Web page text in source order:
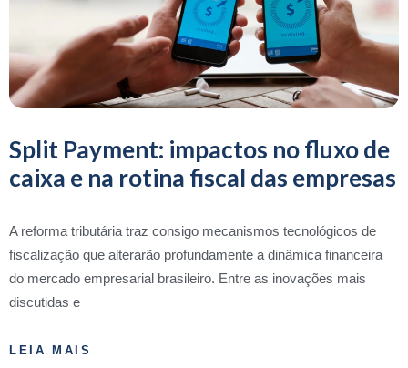
Split Payment: impactos no fluxo de
caixa e na rotina fiscal das empresas
A reforma tributária traz consigo mecanismos tecnológicos de
fiscalização que alterarão profundamente a dinâmica financeira
do mercado empresarial brasileiro. Entre as inovações mais
discutidas e
LEIA MAIS